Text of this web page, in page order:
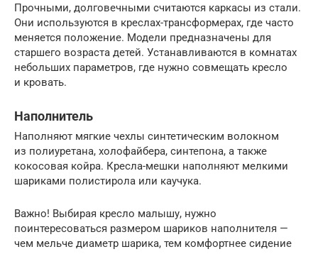
Прочными, долговечными считаются каркасы из стали.
Они используются в креслах-трансформерах, где часто
меняется положение. Модели предназначены для
старшего возраста детей. Устанавливаются в комнатах
небольших параметров, где нужно совмещать кресло
и кровать.
Наполнитель
Наполняют мягкие чехлы синтетическим волокном
из полиуретана, холофайбера, синтепона, а также
кокосовая койра. Кресла-мешки наполняют мелкими
шариками полистирола или каучука.
Важно! Выбирая кресло малышу, нужно
поинтересоваться размером шариков наполнителя —
чем мельче диаметр шарика, тем комфортнее сидение